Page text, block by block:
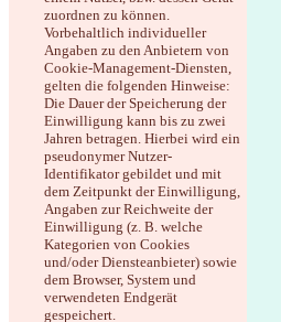
zuordnen zu können.
Vorbehaltlich individueller
Angaben zu den Anbietern von
Cookie-Management-Diensten,
gelten die folgenden Hinweise:
Die Dauer der Speicherung der
Einwilligung kann bis zu zwei
Jahren betragen. Hierbei wird ein
pseudonymer Nutzer-
Identifikator gebildet und mit
dem Zeitpunkt der Einwilligung,
Angaben zur Reichweite der
Einwilligung (z. B. welche
Kategorien von Cookies
und/oder Diensteanbieter) sowie
dem Browser, System und
verwendeten Endgerät
gespeichert.